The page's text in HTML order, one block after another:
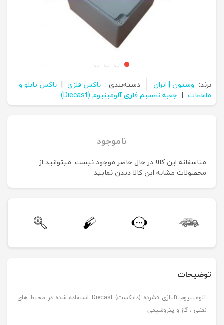
برند: وستون | ایران دسته‌بندی : باکس فلزی | باکس تابلو و
ملحقات | جعبه تقسیم فلزی آلومینیوم (Diecast)
ناموجود
متاسفانه این کالا در حال حاضر موجود نیست. می‍توانید از
محصولات مشابه این کالا دیدن نمایید
توضیحات
آلومینیوم آلیاژی فشرده (دایکست) Diecast استفاده شده در محیط های
نفتی ، گاز و پتروشیمی